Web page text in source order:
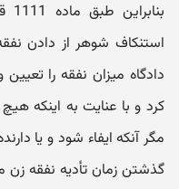
استنکاف شوهر از دادن
دادگاه میزان نفقه را
کرد و با عنایت به اینکه
مگر آنکه ایفاء شود و یا
گذشتن زمان تأدیه نفقه